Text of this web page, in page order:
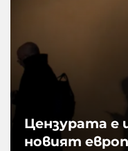
Цензурата е
новият